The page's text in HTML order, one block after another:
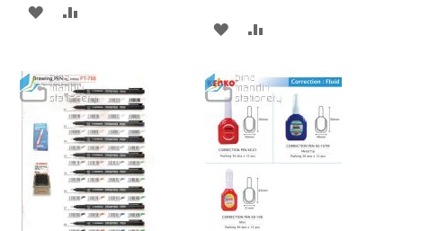
ADD
WISH
LIST
COMPARE
ADD
WISH
LIST
COMPARE